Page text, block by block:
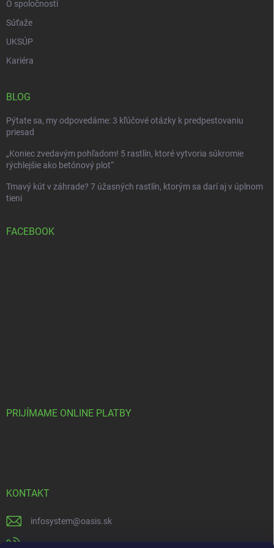
O spoločnosti
Súťaže
UKSÚP
Kariéra
BLOG
Pýtate sa, my odpovedáme: 3 kľúčové otázky k predpestovaniu
priesad
„Koniec zvedavým pohľadom! 5 rastlín, ktoré vytvoria súkromie
rýchlejšie ako betónový plot“
Tmavý kút v záhrade? 7 úžasných rastlín, ktorým sa darí aj v úplnom
tieni
FACEBOOK
PRIJÍMAME ONLINE PLATBY
KONTAKT
infosystem@oasis.sk